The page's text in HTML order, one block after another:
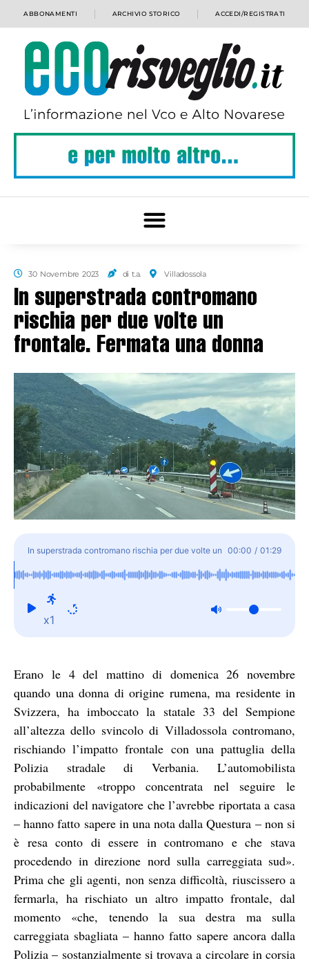
ABBONAMENTI ARCHIVIO STORICO ACCEDI/REGISTRATI
30 Novembre 2023 di t.a. Villadossola
In superstrada contromano
rischia per due volte un
frontale. Fermata una donna
In superstrada contromano rischia per due volte un
frontale. Fermata una donna
00:00 / 01:29
x1
Erano le 4 del mattino di domenica 26 novembre
quando una donna di origine rumena, ma residente in
Svizzera, ha imboccato la statale 33 del Sempione
all’altezza dello svincolo di Villadossola contromano,
rischiando l’impatto frontale con una pattuglia della
Polizia stradale di Verbania. L’automobilista
probabilmente «troppo concentrata nel seguire le
indicazioni del navigatore che l’avrebbe riportata a casa
– hanno fatto sapere in una nota dalla Questura – non si
è resa conto di essere in contromano e che stava
procedendo in direzione nord sulla carreggiata sud».
Prima che gli agenti, non senza difficoltà, riuscissero a
fermarla, ha rischiato un altro impatto frontale, dal
momento «che, tenendo la sua destra ma sulla
carreggiata sbagliata – hanno fatto sapere ancora dalla
Polizia – sostanzialmente si trovava a circolare in corsia